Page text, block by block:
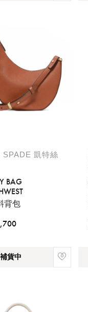
SPADE 凱特絲
BAG
背包
補貨中